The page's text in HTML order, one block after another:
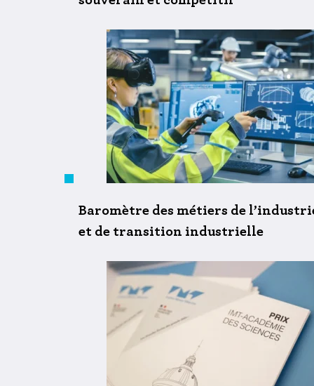
Baromètre des métiers de
et de transition industrielle